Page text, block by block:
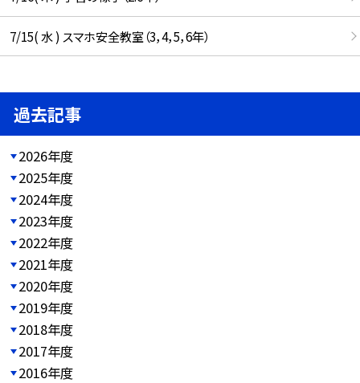
7/15( 水 ) スマホ安全教室（3，4，5，6年）
過去記事
2026年度
2025年度
2024年度
2023年度
2022年度
2021年度
2020年度
2019年度
2018年度
2017年度
2016年度